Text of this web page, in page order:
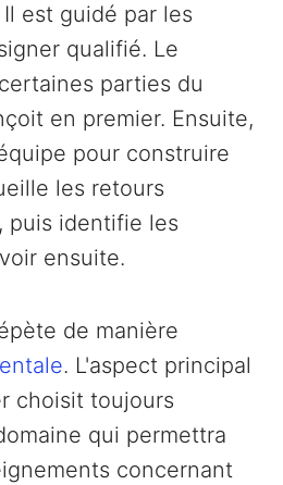
est guidé par les
qualifié. Le
parties du
en premier. Ensuite,
pour construire
les retours
puis identifie les
ensuite.
de manière
. L'aspect principal
choisit toujours
qui permettra
concernant